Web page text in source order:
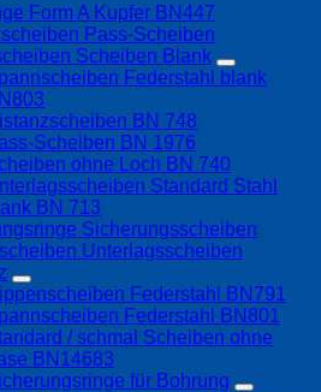
Form A Kupfer BN447
Pass-Scheiben
Scheiben Blank
Federstahl blank
BN 748
Scheiben BN 1976
ohne Loch BN 740
Standard Stahl
BN 713
Sicherungsscheiben
Unterlagsscheiben
Federstahl BN791
Federstahl BN801
/ schmal Scheiben ohne
BN14683
für Bohrung